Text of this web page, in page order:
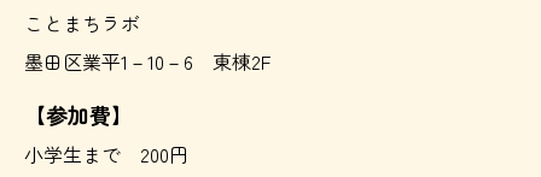
ことまちラボ
墨田区業平1－10－6 東棟2F
【参加費】
小学生まで 200円